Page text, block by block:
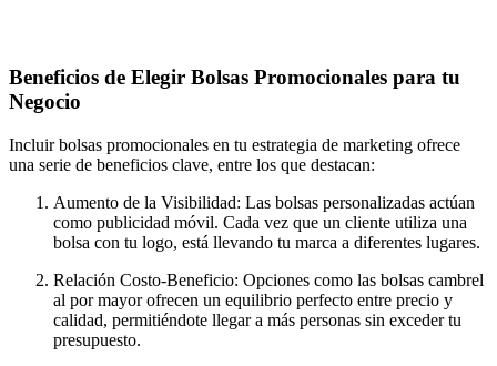
Beneficios de Elegir Bolsas Promocionales para tu
Negocio
Incluir bolsas promocionales en tu estrategia de marketing ofrece
una serie de beneficios clave, entre los que destacan:
Aumento de la Visibilidad: Las bolsas personalizadas actúan
como publicidad móvil. Cada vez que un cliente utiliza una
bolsa con tu logo, está llevando tu marca a diferentes lugares.
Relación Costo-Beneficio: Opciones como las bolsas cambrel
al por mayor ofrecen un equilibrio perfecto entre precio y
calidad, permitiéndote llegar a más personas sin exceder tu
presupuesto.